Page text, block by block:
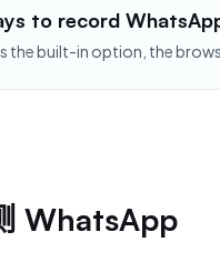
to record
the built-in option, the
WhatsApp